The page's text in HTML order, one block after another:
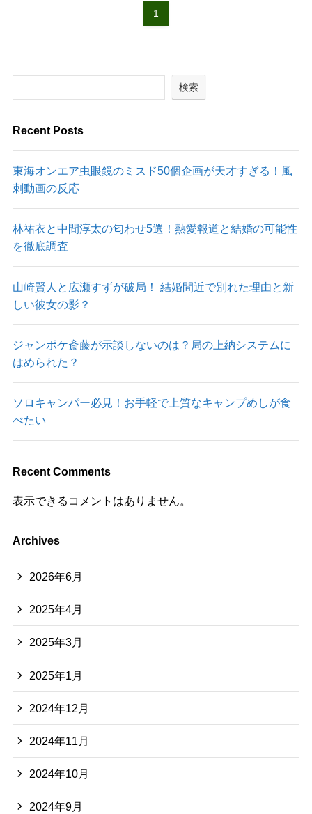
1
検索
Recent Posts
東海オンエア虫眼鏡のミスド50個企画が天才すぎる！風
刺動画の反応
林祐衣と中間淳太の匂わせ5選！熱愛報道と結婚の可能性
を徹底調査
山崎賢人と広瀬すずが破局！ 結婚間近で別れた理由と新
しい彼女の影？
ジャンポケ斎藤が示談しないのは？局の上納システムに
はめられた？
ソロキャンパー必見！お手軽で上質なキャンプめしが食
べたい
Recent Comments
表示できるコメントはありません。
Archives
2026年6月
2025年4月
2025年3月
2025年1月
2024年12月
2024年11月
2024年10月
2024年9月